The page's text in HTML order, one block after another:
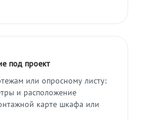
под проект
или опросному листу:
и расположение
карте шкафа или